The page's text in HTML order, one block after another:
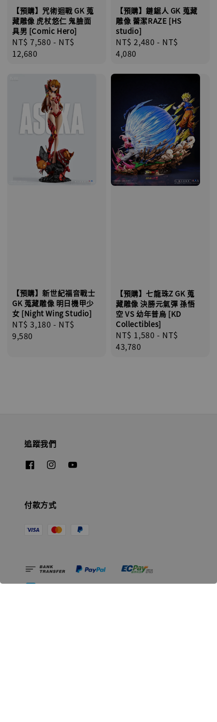
【預購】咒術迴戰 GK 蒐
藏雕像 虎杖悠仁 鬼臉面
具男 [Comic Hero]
Regular
price
NT$ 7,580 - NT$
12,680
【預購】鏈鋸人 GK 蒐藏
雕像 蕾潔RAZE [HS
studio]
Regular
price
NT$ 2,480 - NT$
4,080
【預購】新世紀福音戰士
GK 蒐藏雕像 明日機甲少
女 [Night Wing Studio]
Regular
price
NT$ 3,180 - NT$
9,580
【預購】七龍珠Z GK 蒐
藏雕像 決勝元氣彈 孫悟
空 VS 幼年普烏 [KD
Collectibles]
Regular
price
NT$ 1,580 - NT$
43,780
追蹤我們
付款方式